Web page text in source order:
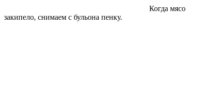
Когда мясо
закипело, снимаем с бульона пенку.